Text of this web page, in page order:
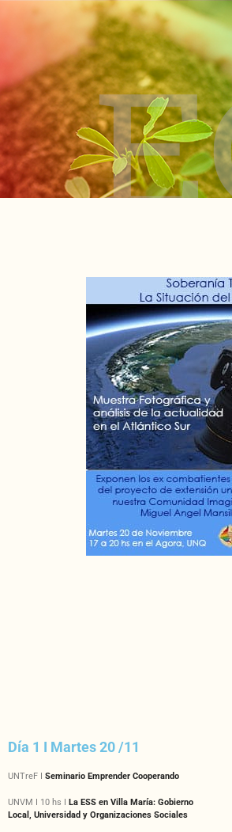
Día 1 I Martes 20 /11
UNTreF I Seminario Emprender Cooperando
UNVM I 10 hs I La ESS en Villa María: Gobierno
Local, Universidad y Organizaciones Sociales